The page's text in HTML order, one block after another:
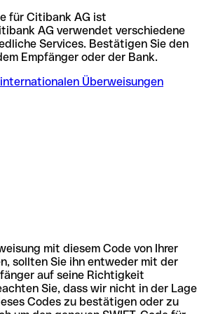
für Citibank AG ist
AG verwendet verschiedene
Services. Bestätigen Sie den
Empfänger oder der Bank.
Überweisungen
mit diesem Code von Ihrer
sollten Sie ihn entweder mit der
auf seine Richtigkeit
Sie, dass wir nicht in der Lage
Codes zu bestätigen oder zu